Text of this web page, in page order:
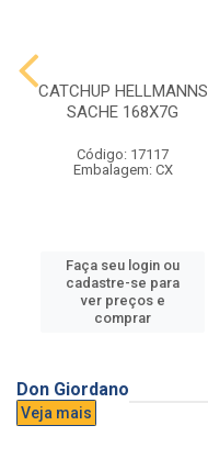
CATCHUP HELLMANNS
SACHE 168X7G
Código: 17117
Embalagem: CX
Faça seu login ou
cadastre-se para
ver preços e
comprar
Don Giordano
Veja mais